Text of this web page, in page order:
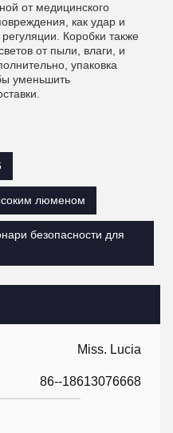
Miss. Lucia
86--18613076668
от медицинского
как удар и
Коробки также
от пыли, влаги, и
упаковка
уменьшить
люменом
безопасности для